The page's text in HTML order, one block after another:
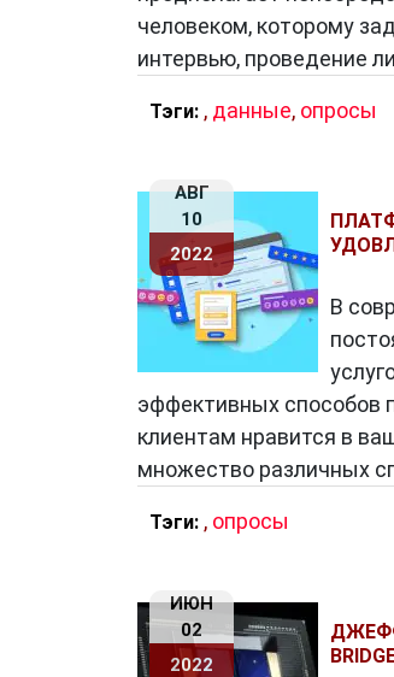
человеком, которому
интервью, проведение
Тэги: , данные, опросы
АВГ
10
2022
В
эффективных способов
клиентам нравится в
множество различных
Тэги: , опросы
ИЮН
02
2022